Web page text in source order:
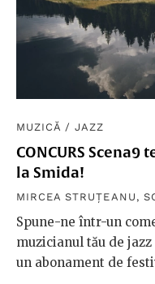
MUZICĂ /JAZZ
CONCURS
la Smida!
MIRCEA STRUȚEANU ,
Spune-ne într-un
muzicianul tău de
un abonament de